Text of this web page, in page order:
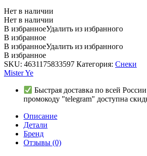
Нет в наличии
Нет в наличии
В избранноеУдалить из избранного
В избранное
В избранноеУдалить из избранного
В избранное
SKU: 4631175833597 Категория: Снеки
Mister Ye
Быстрая доставка по всей
промокоду "telegram" доступна
Описание
Детали
Бренд
Отзывы (0)